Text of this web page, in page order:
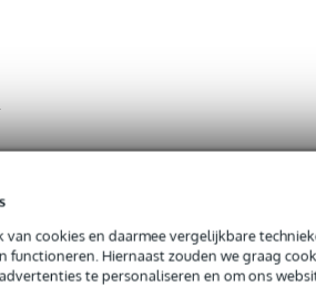
van cookies en daarmee vergelijkbare
functioneren. Hiernaast zouden we graag
te personaliseren en om ons
voice transformer, snel en eenvoudig
studiosessies waarbij je je handen